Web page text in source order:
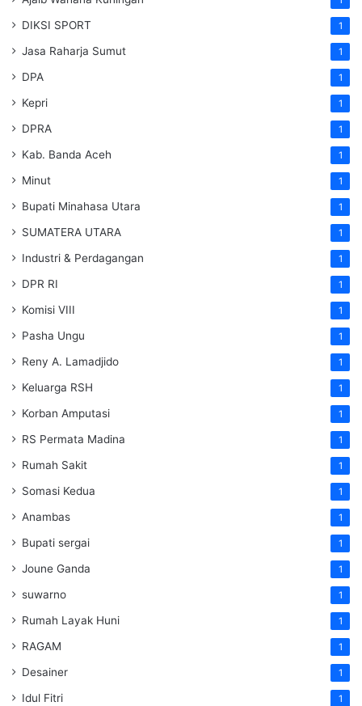
DIKSI SPORT 1
Jasa Raharja Sumut 1
DPA 1
Kepri 1
DPRA 1
Kab. Banda Aceh 1
Minut 1
Bupati Minahasa Utara 1
SUMATERA UTARA 1
Industri & Perdagangan 1
DPR RI 1
Komisi VIII 1
Pasha Ungu 1
Reny A. Lamadjido 1
Keluarga RSH 1
Korban Amputasi 1
RS Permata Madina 1
Rumah Sakit 1
Somasi Kedua 1
Anambas 1
Bupati sergai 1
Joune Ganda 1
suwarno 1
Rumah Layak Huni 1
RAGAM 1
Desainer 1
Idul Fitri 1